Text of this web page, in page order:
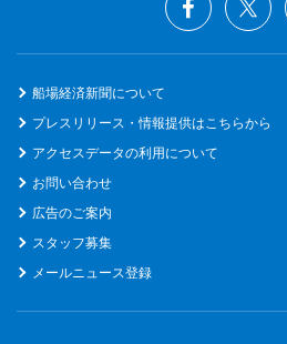
船場経済新聞について
プレスリリース・情報提供はこちらから
アクセスデータの利用について
お問い合わせ
広告のご案内
スタッフ募集
メールニュース登録